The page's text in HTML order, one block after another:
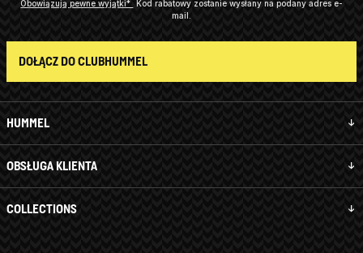
HUMMEL
OBSŁUGA KLIENTA
COLLECTIONS
Obowiązują pewne wyjątki*
Kod rabatowy zostanie wysłany na podany adres e-
mail.
DOŁĄCZ DO CLUBHUMMEL